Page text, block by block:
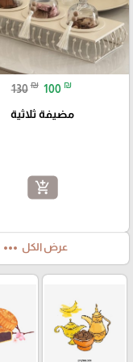
130 ₪ 100 ₪
مضيفة ثلاثية
add_shopping_cart
عرض الكل more_horiz